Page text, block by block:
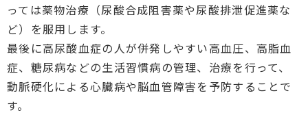
っては薬物治療（尿酸合成阻害薬や尿酸排泄促進薬な
ど）を服用します。
最後に高尿酸血症の人が併発しやすい高血圧、高脂血
症、糖尿病などの生活習慣病の管理、治療を行って、
動脈硬化による心臓病や脳血管障害を予防することで
す。